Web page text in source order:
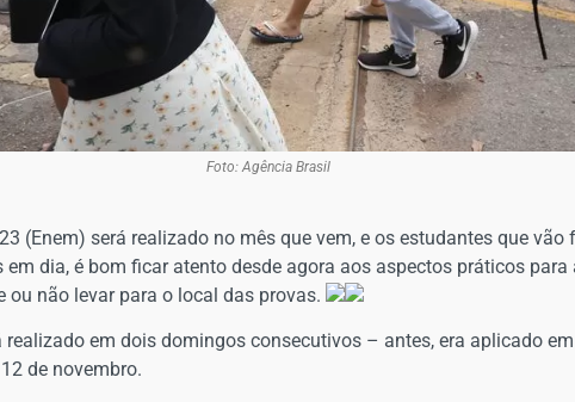
Foto: Agência Brasil
(Enem) será realizado no mês que vem, e os estudantes que
dia, é bom ficar atento desde agora aos aspectos práticos
ou não levar para o local das provas.
realizado em dois domingos consecutivos – antes, era aplicado
de novembro.